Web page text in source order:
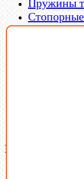
Пружины
Такелаж
Ваша корзина